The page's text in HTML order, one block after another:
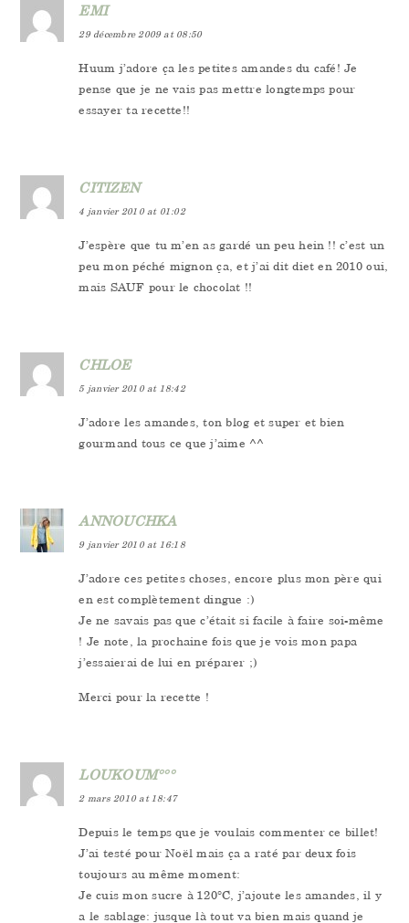
EMI
29 décembre 2009 at 08:50
Huum j’adore ça les petites amandes du café! Je
pense que je ne vais pas mettre longtemps pour
essayer ta recette!!
CITIZEN
4 janvier 2010 at 01:02
J’espère que tu m’en as gardé un peu hein !! c’est un
peu mon péché mignon ça, et j’ai dit diet en 2010 oui,
mais SAUF pour le chocolat !!
CHLOE
5 janvier 2010 at 18:42
J’adore les amandes, ton blog et super et bien
gourmand tous ce que j’aime ^^
ANNOUCHKA
9 janvier 2010 at 16:18
J’adore ces petites choses, encore plus mon père qui
en est complètement dingue :)
Je ne savais pas que c’était si facile à faire soi-même
! Je note, la prochaine fois que je vois mon papa
j’essaierai de lui en préparer ;)
Merci pour la recette !
LOUKOUM°°°
2 mars 2010 at 18:47
Depuis le temps que je voulais commenter ce billet!
J’ai testé pour Noël mais ça a raté par deux fois
toujours au même moment:
Je cuis mon sucre à 120°C, j’ajoute les amandes, il y
a le sablage: jusque là tout va bien mais quand je